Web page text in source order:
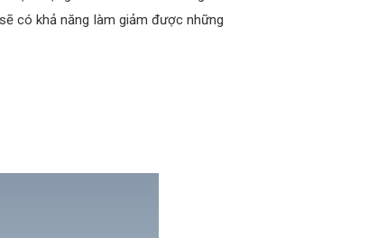
có khả năng làm giảm được những